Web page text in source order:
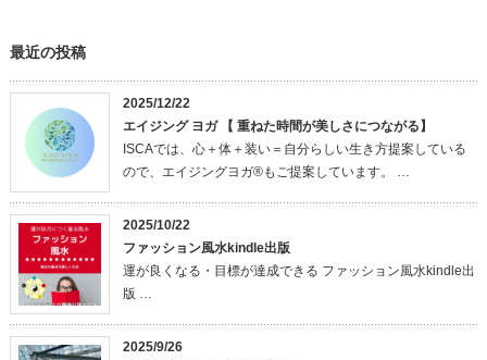
最近の投稿
2025/12/22
エイジング ヨガ 【 重ねた時間が美しさにつながる】
ISCAでは、心＋体＋装い＝自分らしい生き方提案している
ので、エイジングヨガ®もご提案しています。 …
2025/10/22
ファッション風水kindle出版
運が良くなる・目標が達成できる ファッション風水kindle出
版 …
2025/9/26